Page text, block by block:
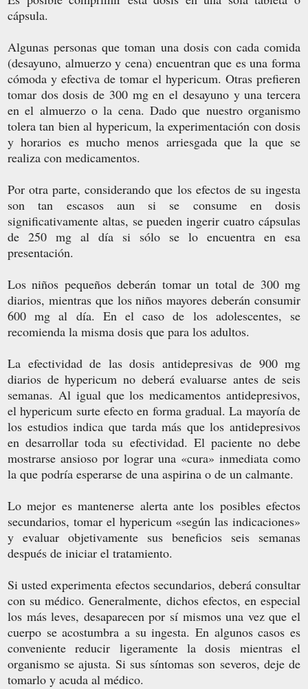
cápsula.
Algunas personas que toman una dosis con cada comida
(desayuno, almuerzo y cena) encuentran que es una forma
cómoda y efectiva de tomar el hypericum. Otras prefieren
tomar dos dosis de 300 mg en el desayuno y una tercera
en el almuerzo o la cena. Dado que nuestro organismo
tolera tan bien al hypericum, la experimentación con dosis
y horarios es mucho menos arriesgada que la que se
realiza con medicamentos.
Por otra parte, considerando que los efectos de su ingesta
son tan escasos aun si se consume en dosis
significativamente altas, se pueden ingerir cuatro cápsulas
de 250 mg al día si sólo se lo encuentra en esa
presentación.
Los niños pequeños deberán tomar un total de 300 mg
diarios, mientras que los niños mayores deberán consumir
600 mg al día. En el caso de los adolescentes, se
recomienda la misma dosis que para los adultos.
La efectividad de las dosis antidepresivas de 900 mg
diarios de hypericum no deberá evaluarse antes de seis
semanas. Al igual que los medicamentos antidepresivos,
el hypericum surte efecto en forma gradual. La mayoría de
los estudios indica que tarda más que los antidepresivos
en desarrollar toda su efectividad. El paciente no debe
mostrarse ansioso por lograr una «cura» inmediata como
la que podría esperarse de una aspirina o de un calmante.
Lo mejor es mantenerse alerta ante los posibles efectos
secundarios, tomar el hypericum «según las indicaciones»
y evaluar objetivamente sus beneficios seis semanas
después de iniciar el tratamiento.
Si usted experimenta efectos secundarios, deberá consultar
con su médico. Generalmente, dichos efectos, en especial
los más leves, desaparecen por sí mismos una vez que el
cuerpo se acostumbra a su ingesta. En algunos casos es
conveniente reducir ligeramente la dosis mientras el
organismo se ajusta. Si sus síntomas son severos, deje de
tomarlo y acuda al médico.